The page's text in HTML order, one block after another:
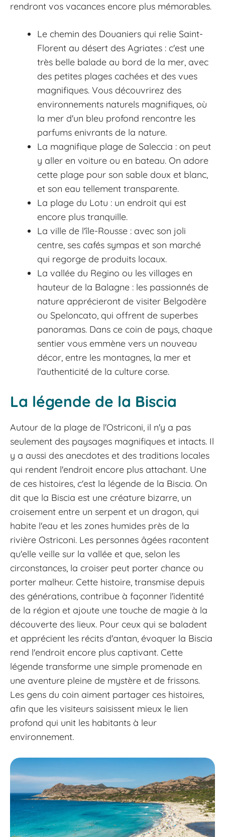
rendront vos vacances encore plus mémorables.
Le chemin des Douaniers qui relie Saint-
Florent au désert des Agriates : c'est une
très belle balade au bord de la mer, avec
des petites plages cachées et des vues
magnifiques. Vous découvrirez des
environnements naturels magnifiques, où
la mer d'un bleu profond rencontre les
parfums enivrants de la nature.
La magnifique plage de Saleccia : on peut
y aller en voiture ou en bateau. On adore
cette plage pour son sable doux et blanc,
et son eau tellement transparente.
La plage du Lotu : un endroit qui est
encore plus tranquille.
La ville de l'île-Rousse : avec son joli
centre, ses cafés sympas et son marché
qui regorge de produits locaux.
La vallée du Regino ou les villages en
hauteur de la Balagne : les passionnés de
nature apprécieront de visiter Belgodère
ou Speloncato, qui offrent de superbes
panoramas. Dans ce coin de pays, chaque
sentier vous emmène vers un nouveau
décor, entre les montagnes, la mer et
l'authenticité de la culture corse.
La légende de la Biscia
Autour de la plage de l'Ostriconi, il n'y a pas
seulement des paysages magnifiques et intacts. Il
y a aussi des anecdotes et des traditions locales
qui rendent l'endroit encore plus attachant. Une
de ces histoires, c'est la légende de la Biscia. On
dit que la Biscia est une créature bizarre, un
croisement entre un serpent et un dragon, qui
habite l'eau et les zones humides près de la
rivière Ostriconi. Les personnes âgées racontent
qu'elle veille sur la vallée et que, selon les
circonstances, la croiser peut porter chance ou
porter malheur. Cette histoire, transmise depuis
des générations, contribue à façonner l'identité
de la région et ajoute une touche de magie à la
découverte des lieux. Pour ceux qui se baladent
et apprécient les récits d'antan, évoquer la Biscia
rend l'endroit encore plus captivant. Cette
légende transforme une simple promenade en
une aventure pleine de mystère et de frissons.
Les gens du coin aiment partager ces histoires,
afin que les visiteurs saisissent mieux le lien
profond qui unit les habitants à leur
environnement.